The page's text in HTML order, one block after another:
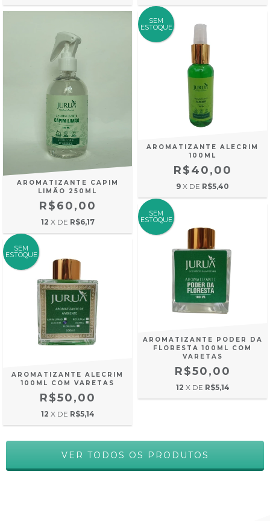
AROMATIZANTE CAPIM
LIMÃO 250ML
R$60,00
12 X DE R$6,17
SEM
ESTOQUE
AROMATIZANTE ALECRIM
100ML
R$40,00
9 X DE R$5,40
SEM
ESTOQUE
AROMATIZANTE ALECRIM
100ML COM VARETAS
R$50,00
12 X DE R$5,14
SEM
ESTOQUE
AROMATIZANTE PODER DA
FLORESTA 100ML COM
VARETAS
R$50,00
12 X DE R$5,14
VER TODOS OS PRODUTOS